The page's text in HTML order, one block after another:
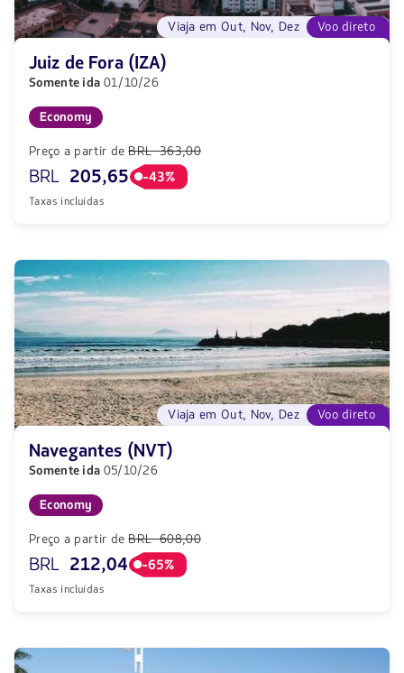
Voo direto
Viaja em Out, Nov, Dez
Juiz de Fora (IZA)
Somente ida 01/10/26
Economy
Preço a partir de BRL 363,00
BRL 205,65 -43%
Taxas incluídas
Voo direto
Viaja em Out, Nov, Dez
Navegantes (NVT)
Somente ida 05/10/26
Economy
Preço a partir de BRL 608,00
BRL 212,04 -65%
Taxas incluídas